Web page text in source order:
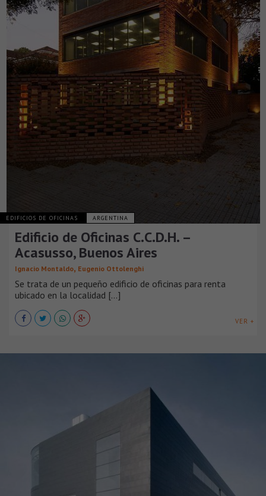
EDIFICIOS DE OFICINAS ARGENTINA
Edificio de Oficinas C.C.D.H. –
Acasusso, Buenos Aires
Ignacio Montaldo, Eugenio Ottolenghi
Se trata de un pequeño edificio de oficinas para renta
ubicado en la localidad [...]
VER +